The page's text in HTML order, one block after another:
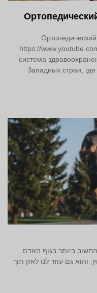
https://
система
Западных стран,
ביותר בגוף האדם.
והוא גם עוזר לנו לאזן תוך